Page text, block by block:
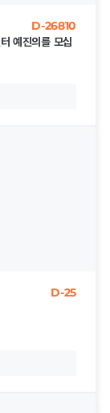
D-26810
예진의를 모십
D-25